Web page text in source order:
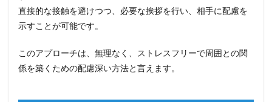
直接的な接触を避けつつ、必要な挨拶を行い、相手に配慮を
示すことが可能です。
このアプローチは、無理なく、ストレスフリーで周囲との関
係を築くための配慮深い方法と言えます。